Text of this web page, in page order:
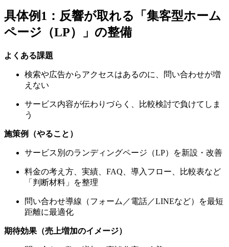
具体例1：反響が取れる「集客型ホーム
ページ（LP）」の整備
よくある課題
検索や広告からアクセスはあるのに、問い合わせが増
えない
サービス内容が伝わりづらく、比較検討で負けてしま
う
施策例（やること）
サービス別のランディングページ（LP）を新設・改善
料金の考え方、実績、FAQ、導入フロー、比較表など
「判断材料」を整理
問い合わせ導線（フォーム／電話／LINEなど）を最短
距離に最適化
期待効果（売上増加のイメージ）